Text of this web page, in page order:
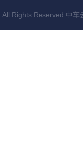
Rights Reserved.中